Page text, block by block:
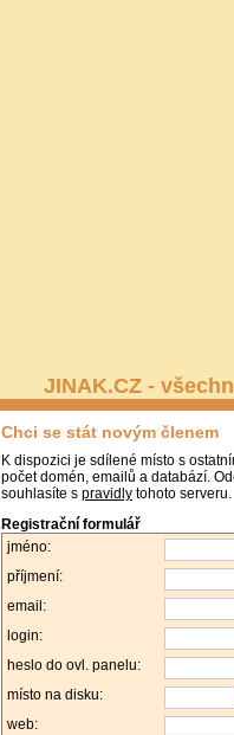
JINAK.CZ -
Chci se stát novým členem
K dispozici je sdílené místo s
počet domén, emailů a databází.
souhlasíte s pravidly tohoto serveru.
Registrační formulář
jméno:
příjmení:
email:
login:
heslo do ovl. panelu:
místo na disku:
web: